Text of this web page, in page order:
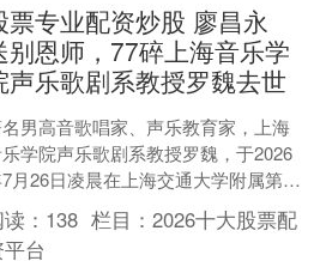
票专业配资炒股 廖昌永
别恩师，77碎上海音乐学
声乐歌剧系教授罗魏去世
男高音歌唱家、声乐教育家，上海
学院声乐歌剧系教授罗魏，于2026
月26日凌晨在上海交通大学附属第六
民医院病逝，享年77岁。 罗魏1974年
上海....
： 138 栏目：2026十大股票配
台